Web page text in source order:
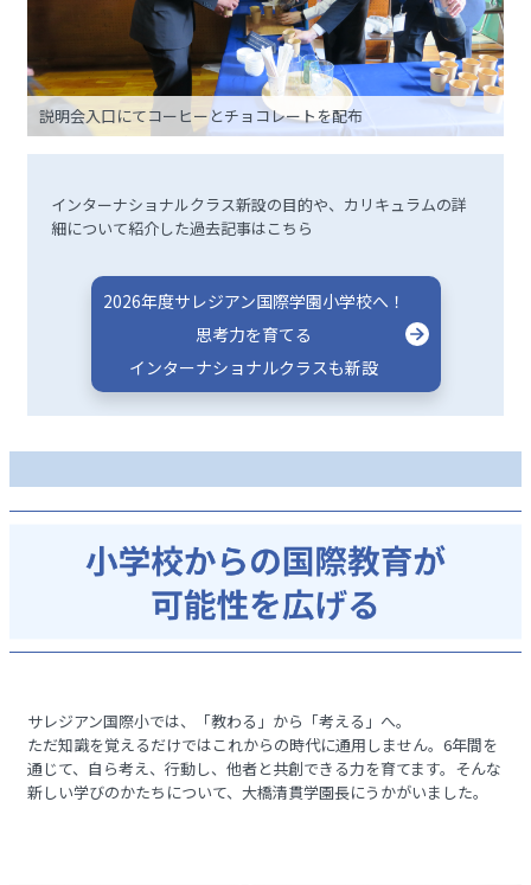
説明会入口にてコーヒーとチョコレートを配布
インターナショナルクラス新設の目的や、カリキュラムの詳
細について紹介した過去記事はこちら
2026年度サレジアン国際学園小学校へ！
思考力を育てる
インターナショナルクラスも新設
サレジアン国際小では、「教わる」から「考える」へ。
ただ知識を覚えるだけではこれからの時代に通用しません。6年間を
通じて、自ら考え、行動し、他者と共創できる力を育てます。そんな
新しい学びのかたちについて、大橋清貫学園長にうかがいました。